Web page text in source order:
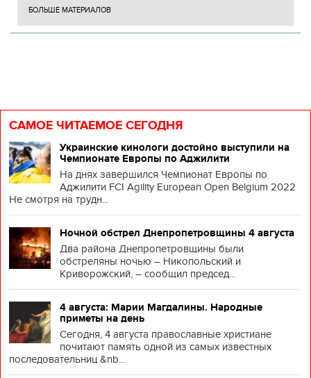
БОЛЬШЕ МАТЕРИАЛОВ
САМОЕ ЧИТАЕМОЕ СЕГОДНЯ
Украинские кинологи достойно выступили на
Чемпионате Европы по Аджилити
На днях завершился Чемпионат Европы по
Аджилити FCI Agility European Open Belgium 2022
Не смотря на трудн...
Ночной обстрел Днепропетровщины 4 августа
Два района Днепропетровщины были
обстреляны ночью – Никопольский и
Криворожский, – сообщил председ...
4 августа: Марии Магдалины. Народные
приметы на день
Сегодня, 4 августа православные христиане
почитают память одной из самых известных
последовательниц &nb...